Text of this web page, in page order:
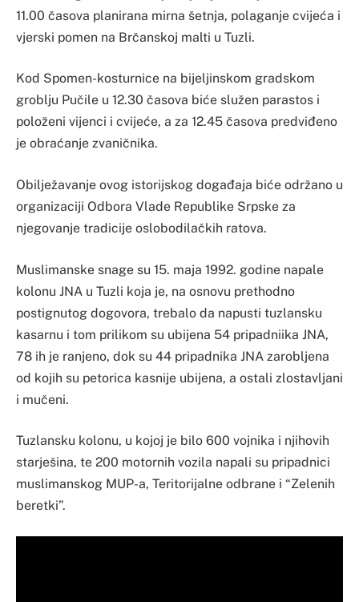
11.00 časova planirana mirna šetnja, polaganje cvijeća i
vjerski pomen na Brčanskoj malti u Tuzli.
Kod Spomen-kosturnice na bijeljinskom gradskom
groblju Pučile u 12.30 časova biće služen parastos i
položeni vijenci i cvijeće, a za 12.45 časova predviđeno
je obraćanje zvaničnika.
Obilježavanje ovog istorijskog događaja biće održano u
organizaciji Odbora Vlade Republike Srpske za
njegovanje tradicije oslobodilačkih ratova.
Muslimanske snage su 15. maja 1992. godine napale
kolonu JNA u Tuzli koja je, na osnovu prethodno
postignutog dogovora, trebalo da napusti tuzlansku
kasarnu i tom prilikom su ubijena 54 pripadniika JNA,
78 ih je ranjeno, dok su 44 pripadnika JNA zarobljena
od kojih su petorica kasnije ubijena, a ostali zlostavljani
i mučeni.
Tuzlansku kolonu, u kojoj je bilo 600 vojnika i njihovih
starješina, te 200 motornih vozila napali su pripadnici
muslimanskog MUP-a, Teritorijalne odbrane i “Zelenih
beretki”.